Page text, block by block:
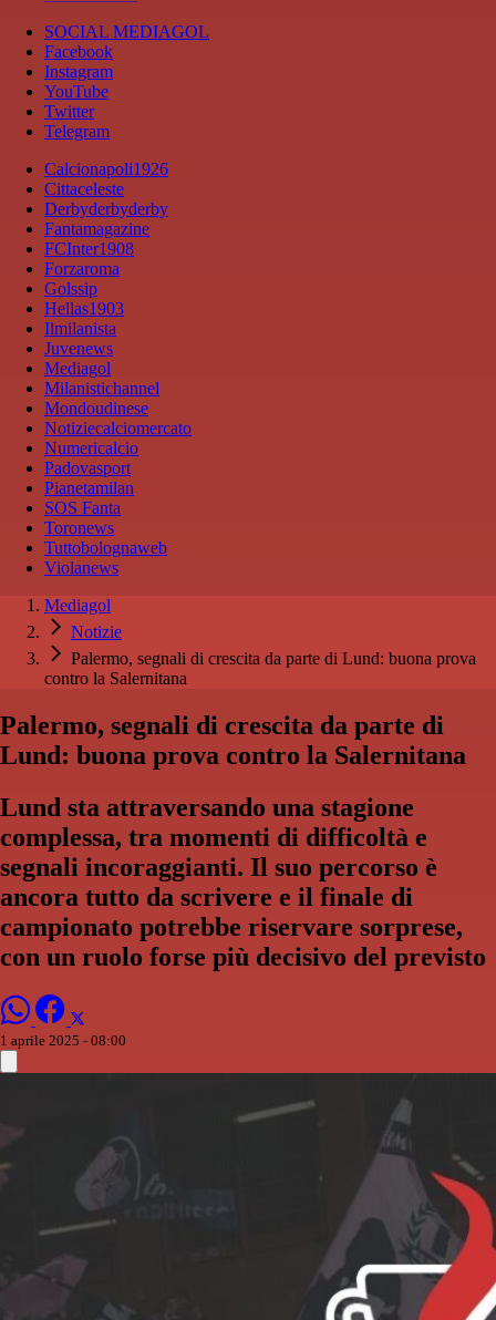
SOCIAL MEDIAGOL
Facebook
Instagram
YouTube
Twitter
Telegram
Calcionapoli1926
Cittaceleste
Derbyderbyderby
Fantamagazine
FCInter1908
Forzaroma
Golssip
Hellas1903
Ilmilanista
Juvenews
Mediagol
Milanistichannel
Mondoudinese
Notiziecalciomercato
Numericalcio
Padovasport
Pianetamilan
SOS Fanta
Toronews
Tuttobolognaweb
Violanews
Mediagol
Notizie
Palermo, segnali di crescita da parte di Lund: buona prova
contro la Salernitana
Palermo, segnali di crescita da parte di
Lund: buona prova contro la Salernitana
Lund sta attraversando una stagione
complessa, tra momenti di difficoltà e
segnali incoraggianti. Il suo percorso è
ancora tutto da scrivere e il finale di
campionato potrebbe riservare sorprese,
con un ruolo forse più decisivo del previsto
1 aprile 2025 - 08:00